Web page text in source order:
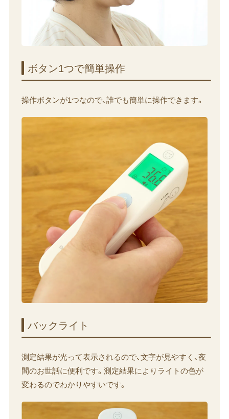
ボタン1つで​簡単操作
操作ボタンが1つなので、誰でも簡単に操作できます。
バックライト
測定結果が光って表示されるので、文字が見やすく、夜
間のお世話に便利です。測定結果によりライトの色が
変わるのでわかりやすいです。